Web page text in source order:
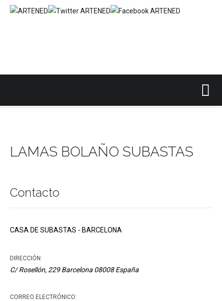
LAMAS BOLAÑO SUBASTAS
LAMAS BOLAÑO SUBASTAS
Contacto
CASA DE SUBASTAS - BARCELONA
DIRECCIÓN:
C/ Rosellón, 229Barcelona 08008España
CORREO ELECTRÓNICO: